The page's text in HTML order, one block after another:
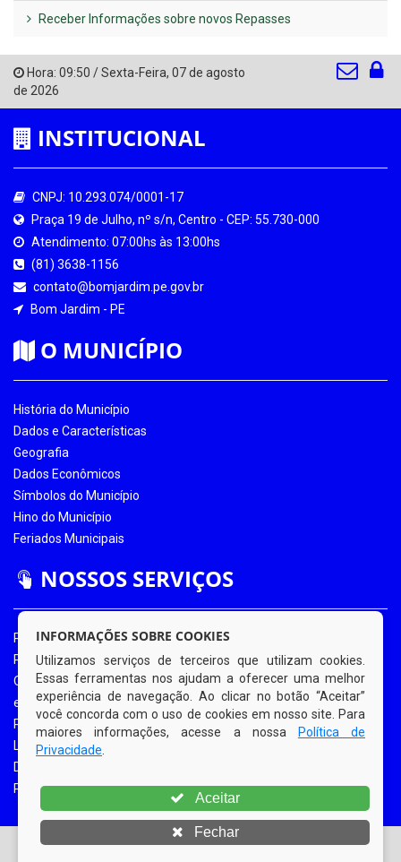
Receber Informações sobre novos Repasses
Hora: 09:50 /Sexta-Feira, 07 de agosto
de 2026
INSTITUCIONAL
CNPJ: 10.293.074/0001-17
Praça 19 de Julho, nº s/n, Centro - CEP: 55.730-000
Atendimento: 07:00hs às 13:00hs
(81) 3638-1156
contato@bomjardim.pe.gov.br
Bom Jardim - PE
O MUNICÍPIO
História do Município
Dados e Características
Geografia
Dados Econômicos
Símbolos do Município
Hino do Município
Feriados Municipais
NOSSOS SERVIÇOS
Portal da Transparência
Portal da Transparência COVID-19
Ouvidoria Eletrônica
e-SIC
Processos de Licitação
Licitações em Andamento
Diário Oficial
Portal do Contribuinte
© Copyright 2026 Prefeitura Municipal de Bom Jardim |
INFORMAÇÕES SOBRE COOKIES
Utilizamos serviços de terceiros que utilizam cookies.
Essas ferramentas nos ajudam a oferecer uma melhor
experiência de navegação. Ao clicar no botão “Aceitar”
você concorda com o uso de cookies em nosso site. Para
maiores informações, acesse a nossa
Política de
Privacidade
Aceitar
Fechar